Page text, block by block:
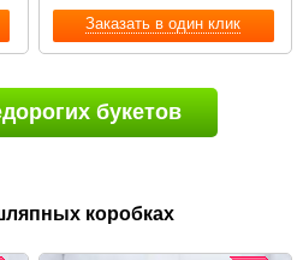
Заказать в один клик
букетов
коробках